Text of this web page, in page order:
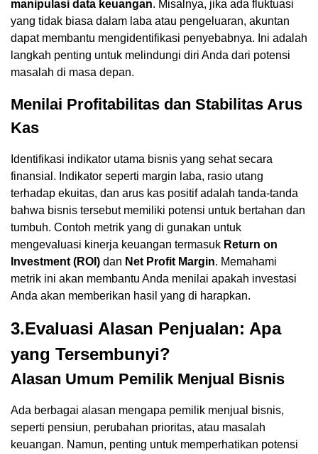
manipulasi data keuangan. Misalnya, jika ada fluktuasi
yang tidak biasa dalam laba atau pengeluaran, akuntan
dapat membantu mengidentifikasi penyebabnya. Ini adalah
langkah penting untuk melindungi diri Anda dari potensi
masalah di masa depan.
Menilai Profitabilitas dan Stabilitas Arus
Kas
Identifikasi indikator utama bisnis yang sehat secara
finansial. Indikator seperti margin laba, rasio utang
terhadap ekuitas, dan arus kas positif adalah tanda-tanda
bahwa bisnis tersebut memiliki potensi untuk bertahan dan
tumbuh. Contoh metrik yang di gunakan untuk
mengevaluasi kinerja keuangan termasuk Return on
Investment (ROI) dan Net Profit Margin. Memahami
metrik ini akan membantu Anda menilai apakah investasi
Anda akan memberikan hasil yang di harapkan.
3.Evaluasi Alasan Penjualan: Apa
yang Tersembunyi?
Alasan Umum Pemilik Menjual Bisnis
Ada berbagai alasan mengapa pemilik menjual bisnis,
seperti pensiun, perubahan prioritas, atau masalah
keuangan. Namun, penting untuk memperhatikan potensi